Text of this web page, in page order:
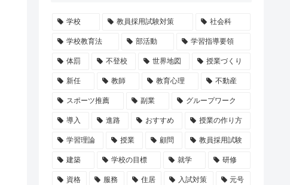
学校 教員採用試験対策 社会科
学校教育法 部活動 学習指導要領
体罰 不登校 世界地図 授業づくり
新任 教師 教育心理 不動産
スポーツ推薦 副業 グループワーク
導入 進路 おすすめ 授業の作り方
学習理論 授業 顧問 教員採用試験
建築 学校の目標 就学 研修
資格 服務 住居 入試対策 元号